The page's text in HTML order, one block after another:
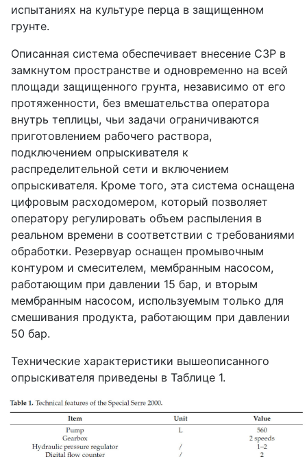
испытаниях на культуре перца в защищенном
грунте.
Описанная система обеспечивает внесение СЗР в
замкнутом пространстве и одновременно на всей
площади защищенного грунта, независимо от его
протяженности, без вмешательства оператора
внутрь теплицы, чьи задачи ограничиваются
приготовлением рабочего раствора,
подключением опрыскивателя к
распределительной сети и включением
опрыскивателя. Кроме того, эта система оснащена
цифровым расходомером, который позволяет
оператору регулировать объем распыления в
реальном времени в соответствии с требованиями
обработки. Резервуар оснащен промывочным
контуром и смесителем, мембранным насосом,
работающим при давлении 15 бар, и вторым
мембранным насосом, используемым только для
смешивания продукта, работающим при давлении
50 бар.
Технические характеристики вышеописанного
опрыскивателя приведены в Таблице 1.